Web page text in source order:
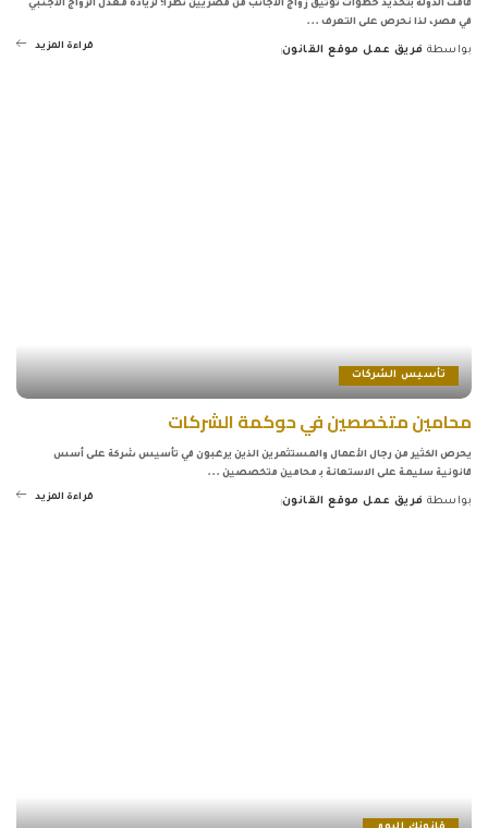
قامت الدولة بتحديد خطوات توثيق زواج الاجانب من مصريين نظرًا؛ لزيادة معدل الزواج الأجنبي
في مصر، لذا نحرص على التعرف ...
بواسطة فريق عمل موقع القانون قراءة المزيد
تأسيس الشركات
محامين متخصصين في حوكمة الشركات
يحرص الكثير من رجال الأعمال والمستثمرين الذين يرغبون في تأسيس شركة على أسس
قانونية سليمة على الاستعانة بـ محامين متخصصين ...
بواسطة فريق عمل موقع القانون قراءة المزيد